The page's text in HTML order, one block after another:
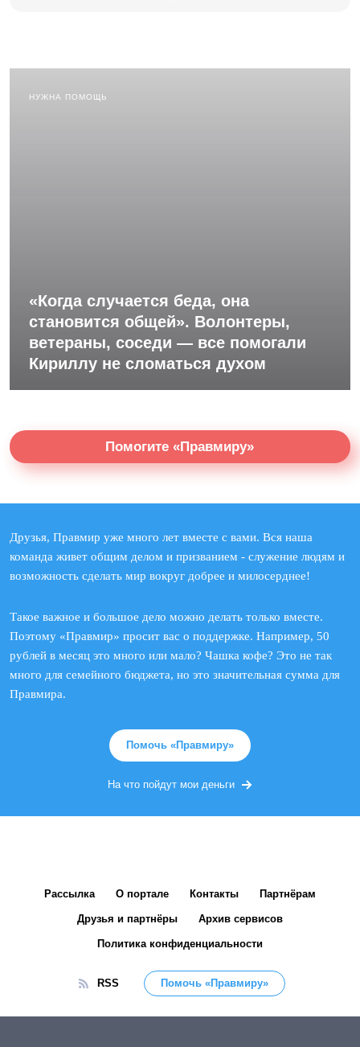
НУЖНА ПОМОЩЬ
«Когда случается беда, она
становится общей». Волонтеры,
ветераны, соседи — все помогали
Кириллу не сломаться духом
Помогите «Правмиру»
Друзья, Правмир уже много лет вместе с вами. Вся наша
команда живет общим делом и призванием - служение людям и
возможность сделать мир вокруг добрее и милосерднее!
Такое важное и большое дело можно делать только вместе.
Поэтому «Правмир» просит вас о поддержке. Например, 50
рублей в месяц это много или мало? Чашка кофе? Это не так
много для семейного бюджета, но это значительная сумма для
Правмира.
Помочь «Правмиру»
На что пойдут мои деньги
Рассылка О портале Контакты Партнёрам
Друзья и партнёры Архив сервисов
Политика конфиденциальности
RSS Помочь «Правмиру»